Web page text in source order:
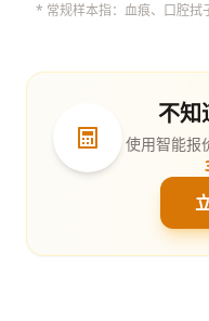
* 常规样本指：血痕、口腔拭
不知
使用智能报